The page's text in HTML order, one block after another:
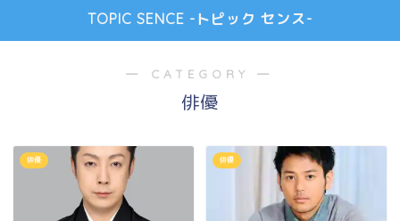
TOPIC SENCE -トピック センス-
― CATEGORY ―
俳優
俳優 俳優